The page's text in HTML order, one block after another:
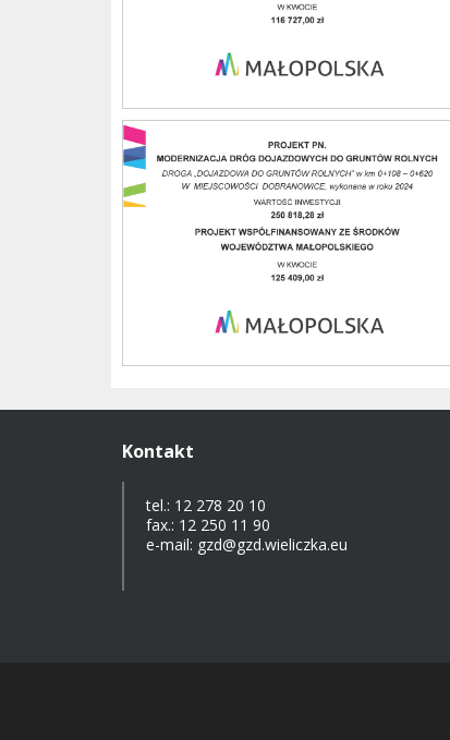
Kontakt
tel.: 12 278 20 10
fax.: 12 250 11 90
e-mail: gzd@gzd.wieliczka.eu